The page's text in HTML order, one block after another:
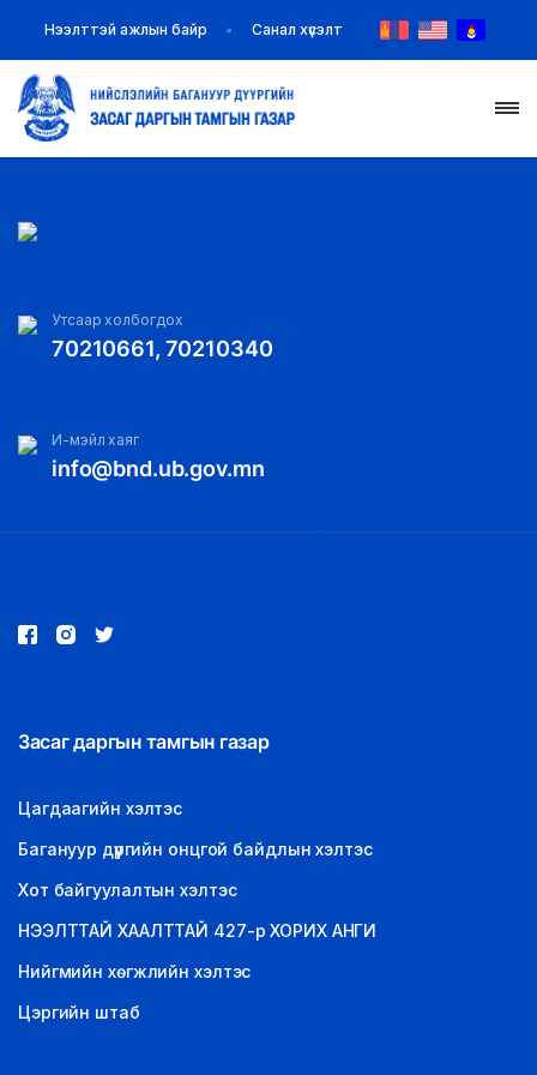
БАЙГУУЛЛАГУУД
ИЛ ТОД БАЙДАЛ
Нээлттэй ажлын байр Санал хүсэлт
Утсаар холбогдох
70210661, 70210340
И-мэйл хаяг
info@bnd.ub.gov.mn
Засаг даргын тамгын газар
Цагдаагийн хэлтэс
Багануур дүүргийн онцгой байдлын хэлтэс
Хот байгуулалтын хэлтэс
НЭЭЛТТАЙ ХААЛТТАЙ 427-р ХОРИХ АНГИ
Нийгмийн хөгжлийн хэлтэс
Цэргийн штаб